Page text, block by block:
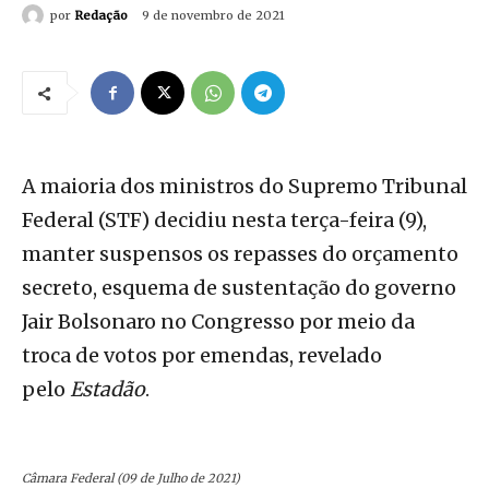
por Redação 9 de novembro de 2021
A maioria dos ministros do Supremo Tribunal
Federal (STF) decidiu nesta terça-feira (9),
manter suspensos os repasses do orçamento
secreto, esquema de sustentação do governo
Jair Bolsonaro no Congresso por meio da
troca de votos por emendas, revelado
pelo Estadão.
Câmara Federal (09 de Julho de 2021)